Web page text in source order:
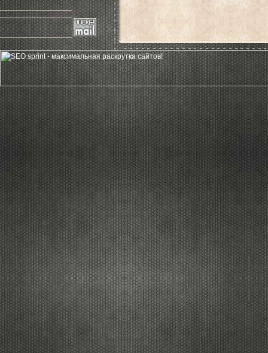
____________________
____________________
____________________